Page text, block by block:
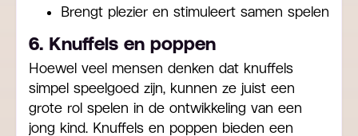
Brengt plezier en stimuleert samen spelen
6. Knuffels en poppen
Hoewel veel mensen denken dat knuffels
simpel speelgoed zijn, kunnen ze juist een
grote rol spelen in de ontwikkeling van een
jong kind. Knuffels en poppen bieden een